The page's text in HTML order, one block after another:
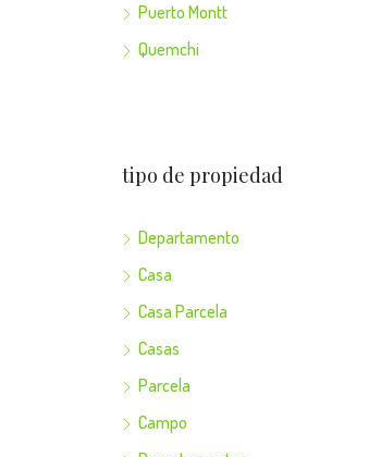
Puerto Montt
Quemchi
tipo de propiedad
Departamento
Casa
Casa Parcela
Casas
Parcela
Campo